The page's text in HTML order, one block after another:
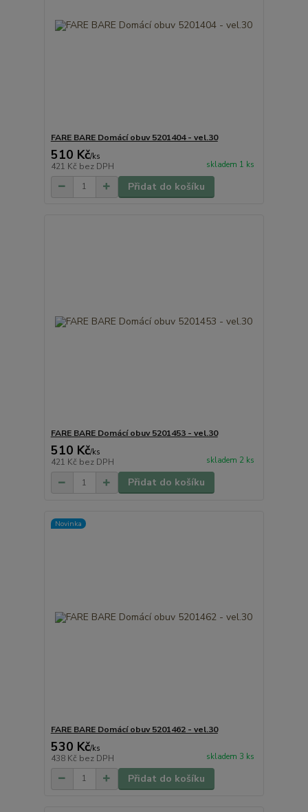
FARE BARE Domácí obuv 5201404 - vel.30
510 Kč/ks
421 Kč bez DPH skladem 1 ks
Přidat do košíku
FARE BARE Domácí obuv 5201453 - vel.30
510 Kč/ks
421 Kč bez DPH skladem 2 ks
Přidat do košíku
Novinka
FARE BARE Domácí obuv 5201462 - vel.30
530 Kč/ks
438 Kč bez DPH skladem 3 ks
Přidat do košíku